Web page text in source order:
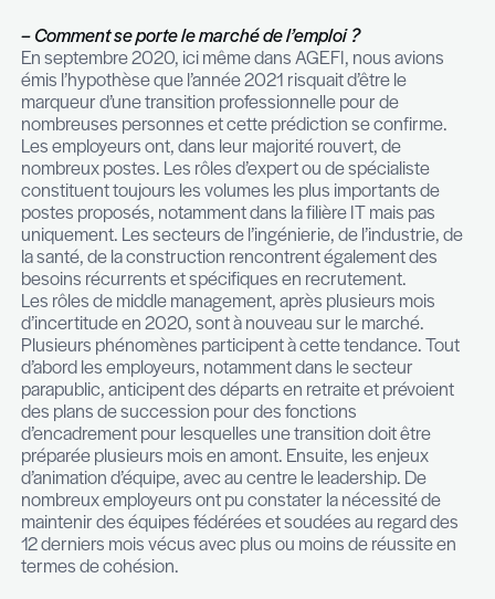
solutions d’accompagnement et de
compétences.Assessment & Development
Coachingde Managers,Accompagnement &
de carrière,Études de Rémunération, ainsi que
solutions de prestations RH internalisées sont
Effective en pratique depuis plusieurs années,
nouvelle marque HR Advisory consolide et
activités de conseil RH.
– Comment se porte le marché de l’emploi ?
En septembre 2020, ici même dans AGEFI,
émis l’hypothèse que l’année 2021 risquait d’être
marqueur d’une transition professionnelle pour
nombreuses personnes et cette prédiction se
Les employeurs ont, dans leur majorité rouvert,
nombreux postes. Les rôles d’expert ou de
constituent toujours les volumes les plus
postes proposés, notamment dans la filière IT
uniquement. Les secteurs de l’ingénierie, de
la santé, de la construction rencontrent